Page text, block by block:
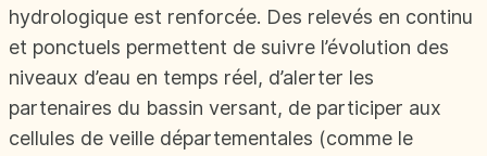
hydrologique est renforcée. Des relevés en continu
et ponctuels permettent de suivre l’évolution des
niveaux d’eau en temps réel, d’alerter les
partenaires du bassin versant, de participer aux
cellules de veille départementales (comme le